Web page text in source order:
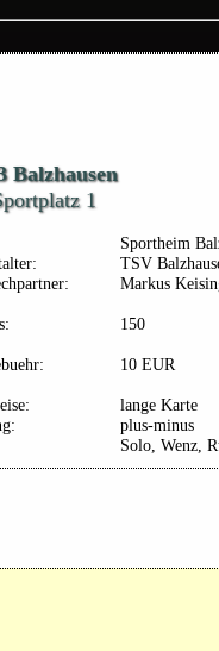
Balzhausen
1
Sportheim
TSV
Markus
150
10 EUR
lange Karte
plus-minus
Solo, Wenz,